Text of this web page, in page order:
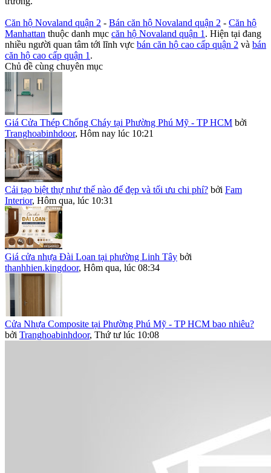
Căn hộ Novaland quận 2 - Bán căn hộ Novaland quận 2 - Căn hộ
Manhattan thuộc danh mục căn hộ Novaland quận 1 . Hiện tại đang
nhiều người quan tâm tới lĩnh vực bán căn hộ cao cấp quận 2 và bán
căn hộ cao cấp quận 1 .
Chủ đề cùng chuyên mục
Giá Cửa Thép Chống Cháy tại Phường Phú Mỹ - TP HCM bởi
Tranghoabinhdoor, Hôm nay lúc 10:21
Cải tạo biệt thự như thế nào để đẹp và tối ưu chi phí? bởi Fam
Interior, Hôm qua, lúc 10:31
Giá cửa nhựa Đài Loan tại phường Linh Tây bởi
thanhhien.kingdoor, Hôm qua, lúc 08:34
Cửa Nhựa Composite tại Phường Phú Mỹ - TP HCM bao nhiêu?
bởi Tranghoabinhdoor, Thứ tư lúc 10:08